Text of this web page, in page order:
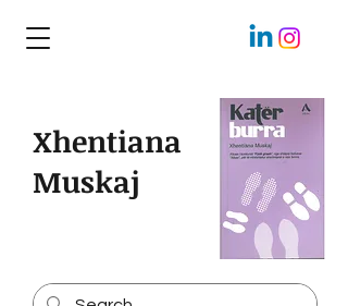
Xhentiana
Muskaj